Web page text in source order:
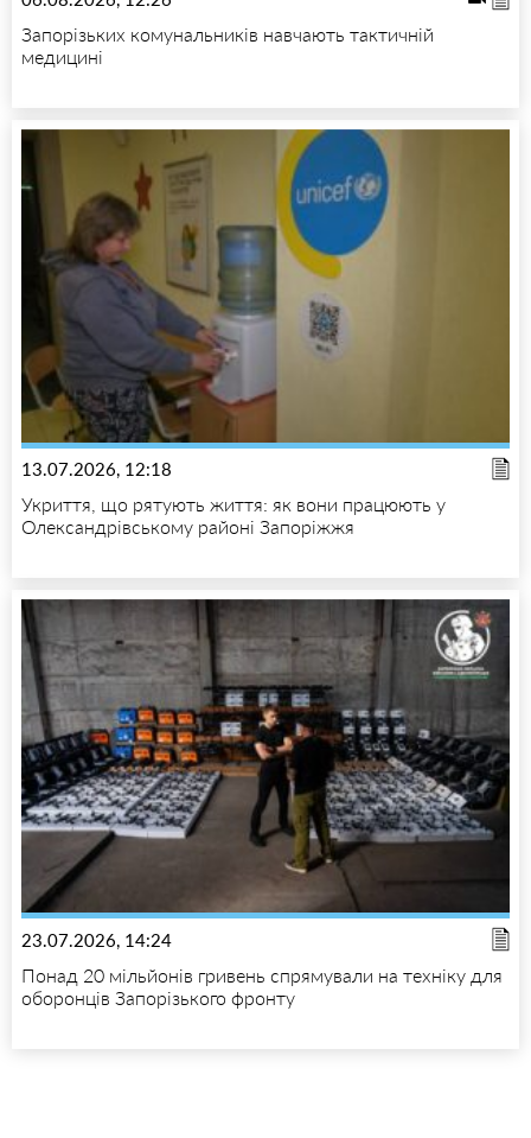
Запорізьких комунальників навчають тактичній
медицині
13.07.2026, 12:18
Укриття, що рятують життя: як вони працюють у
Олександрівському районі Запоріжжя
23.07.2026, 14:24
Понад 20 мільйонів гривень спрямували на техніку для
оборонців Запорізького фронту